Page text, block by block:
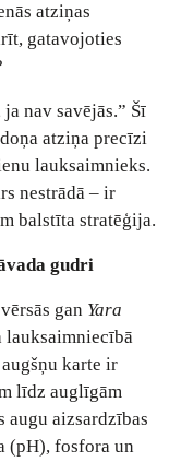
atziņas
gatavojoties
nav savējās.” Šī
atziņa precīzi
lauksaimnieks.
nestrādā – ir
balstīta stratēģija.
gudri
gan Yara
lauksaimniecībā
karte ir
līdz auglīgām
augu aizsardzības
(pH), fosfora un